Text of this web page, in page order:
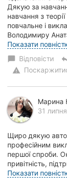
Дякую за
навчання з
повчальне і
Володимиру
інструктор ,...
Показати
chat_bubble Відповісти
warning
Марина
31
Щиро дякую
професійним
першої спроби.
привітність,
також викладачу
Показати